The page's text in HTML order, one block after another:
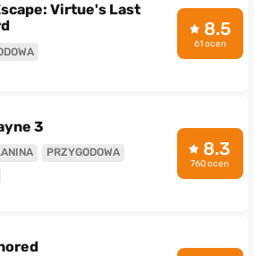
Virtue's Last
8.5
61 ocen
3
PRZYGODOWA
8.3
760 ocen